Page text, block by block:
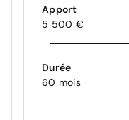
Apport
5 500 €
Durée
60 mois